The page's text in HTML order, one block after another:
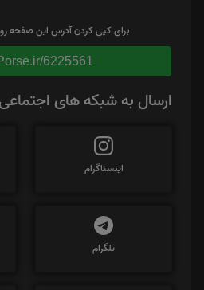
برای کپی کردن آدرس این صفحه
6225561
ارسال به شبکه های اجتماعی
اینستاگرام
تلگرام